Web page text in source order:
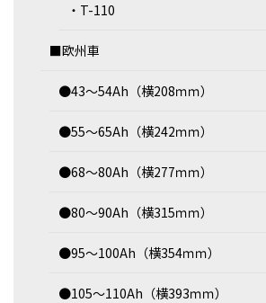
・T-110
■欧州車
●43～54Ah（横208ｍｍ）
●55～65Ah（横242ｍｍ）
●68～80Ah（横277ｍｍ）
●80～90Ah（横315ｍｍ）
●95～100Ah（横354ｍｍ）
●105～110Ah（横393ｍｍ）